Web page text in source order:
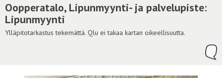
Yhteydenottopyyntö
Oopperatalo, Lipunmyynti- ja palvelupiste:
Lipunmyynti
Ylläpitotarkastus tekemättä. Qlu ei takaa kartan oikeellisuutta.